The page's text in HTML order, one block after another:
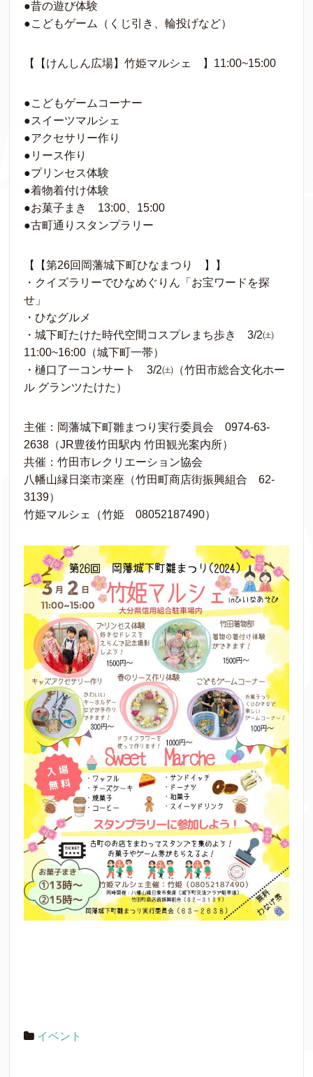
●昔の遊び体験
●こどもゲーム（くじ引き、輪投げなど）
【【けんしん広場】竹姫マルシェ 】11:00~15:00
●こどもゲームコーナー
●スイーツマルシェ
●アクセサリー作り
●リース作り
●プリンセス体験
●着物着付け体験
●お菓子まき 13:00、15:00
●古町通りスタンプラリー
【【第26回岡藩城下町ひなまつり 】】
・クイズラリーでひなめぐりん「お宝ワードを探
せ」
・ひなグルメ
・城下町たけた時代空間コスプレまち歩き 3/2㈯
11:00~16:00（城下町一帯）
・樋口了一コンサート 3/2㈯（竹田市総合文化ホー
ル グランツたけた）
主催：岡藩城下町雛まつり実行委員会 0974-63-
2638（JR豊後竹田駅内 竹田観光案内所）
共催：竹田市レクリエーション協会
八幡山縁日楽市楽座（竹田町商店街振興組合 62-
3139）
竹姫マルシェ（竹姫 08052187490）
イベント